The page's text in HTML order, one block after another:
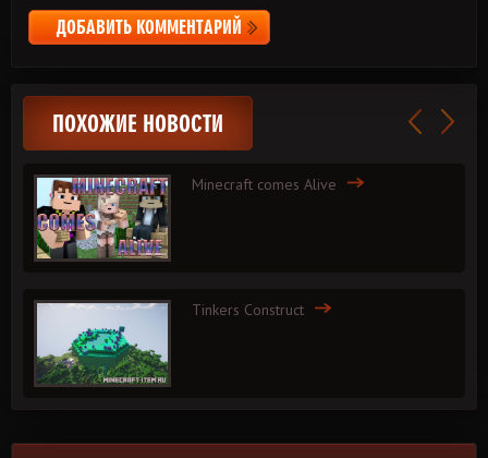
ДОБАВИТЬ КОММЕНТАРИЙ
ПОХОЖИЕ НОВОСТИ
Minecraft comes Alive
Tinkers Construct